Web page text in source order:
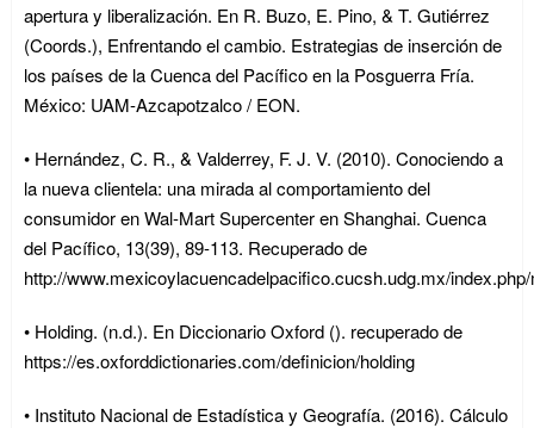
apertura y liberalización. En R. Buzo, E. Pino, & T. Gutiérrez
(Coords.), Enfrentando el cambio. Estrategias de inserción de
los países de la Cuenca del Pacífico en la Posguerra Fría.
México: UAM-Azcapotzalco / EON.
• Hernández, C. R., & Valderrey, F. J. V. (2010). Conociendo a
la nueva clientela: una mirada al comportamiento del
consumidor en Wal-Mart Supercenter en Shanghai. Cuenca
del Pacífico, 13(39), 89-113. Recuperado de
http://www.mexicoylacuencadelpacifico.cucsh.udg.mx/
• Holding. (n.d.). En Diccionario Oxford (). recuperado de
https://es.oxforddictionaries.com/definicion/holding
• Instituto Nacional de Estadística y Geografía. (2016). Cálculo